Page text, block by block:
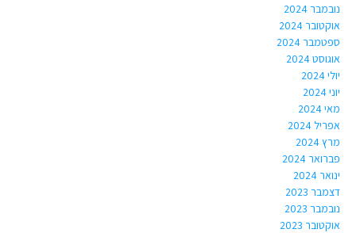
נובמבר 2024
אוקטובר 2024
ספטמבר 2024
אוגוסט 2024
יולי 2024
יוני 2024
מאי 2024
אפריל 2024
מרץ 2024
פברואר 2024
ינואר 2024
דצמבר 2023
נובמבר 2023
אוקטובר 2023